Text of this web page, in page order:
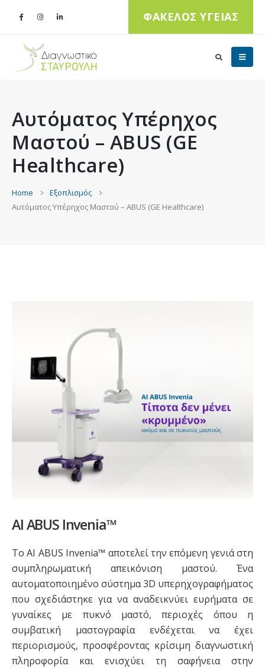
ΦΑΚΕΛΟΣ ΥΓΕΙΑΣ
Αυτόματος Υπέρηχος
Μαστού – ABUS (GE
Healthcare)
Home
Εξοπλισμός
Αυτόματος Υπέρηχος Μαστού – ABUS (GE Healthcare)
AI ABUS Invenia™
Το AI ABUS Invenia™ αποτελεί την επόμενη γενιά στη
συμπληρωματική απεικόνιση μαστού. Ένα
αυτοματοποιημένο σύστημα 3D υπερηχογραφήματος
που σχεδιάστηκε για να αναδεικνύει ευρήματα σε
γυναίκες με πυκνό μαστό, περιοχές όπου η
συμβατική μαστογραφία ενδέχεται να έχει
περιορισμούς, προσφέροντας κρίσιμη διαγνωστική
πληροφορία και ενισχύει τη σαφήνεια στην